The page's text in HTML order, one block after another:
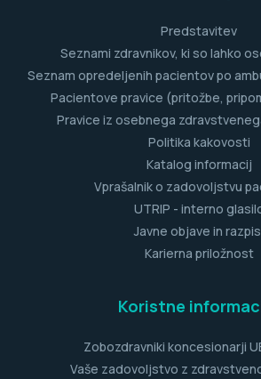
Predstavitev
Seznami zdravnikov, ki so lahko
Seznam opredeljenih pacientov po
Pacientove pravice (pritožbe,
Pravice iz osebnega
Politika kakovosti
Katalog informacij
Vprašalnik o zadovoljstvu
UTRIP - interno
Javne objave in
Karierna priložnost
Koristne
Zobozdravniki koncesionarji
Vaše zadovoljstvo z